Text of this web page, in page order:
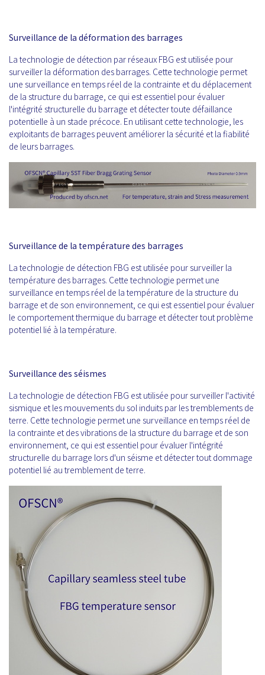
Surveillance de la déformation des barrages
La technologie de détection par réseaux FBG est utilisée pour
surveiller la déformation des barrages. Cette technologie permet
une surveillance en temps réel de la contrainte et du déplacement
de la structure du barrage, ce qui est essentiel pour évaluer
l'intégrité structurelle du barrage et détecter toute défaillance
potentielle à un stade précoce. En utilisant cette technologie, les
exploitants de barrages peuvent améliorer la sécurité et la fiabilité
de leurs barrages.
Surveillance de la température des barrages
La technologie de détection FBG est utilisée pour surveiller la
température des barrages. Cette technologie permet une
surveillance en temps réel de la température de la structure du
barrage et de son environnement, ce qui est essentiel pour évaluer
le comportement thermique du barrage et détecter tout problème
potentiel lié à la température.
Surveillance des séismes
La technologie de détection FBG est utilisée pour surveiller l'activité
sismique et les mouvements du sol induits par les tremblements de
terre. Cette technologie permet une surveillance en temps réel de
la contrainte et des vibrations de la structure du barrage et de son
environnement, ce qui est essentiel pour évaluer l'intégrité
structurelle du barrage lors d'un séisme et détecter tout dommage
potentiel lié au tremblement de terre.